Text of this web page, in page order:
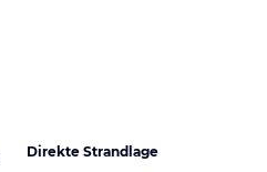
Direkte Strandlage